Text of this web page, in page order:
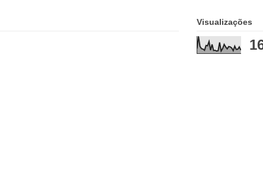
Visualizações